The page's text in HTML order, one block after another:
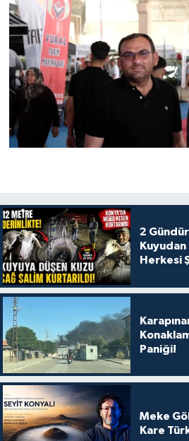
2
Kuyudan
Herkesi
Paniği!
Meke
Kare